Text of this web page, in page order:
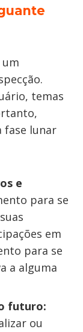
temas
fase lunar
e
para se
em
para se
a alguma
futuro:
ou